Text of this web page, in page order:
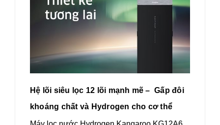
Hệ lõi siêu lọc 12 lõi mạnh mẽ – Gấp đôi
khoáng chất và Hydrogen cho cơ thể